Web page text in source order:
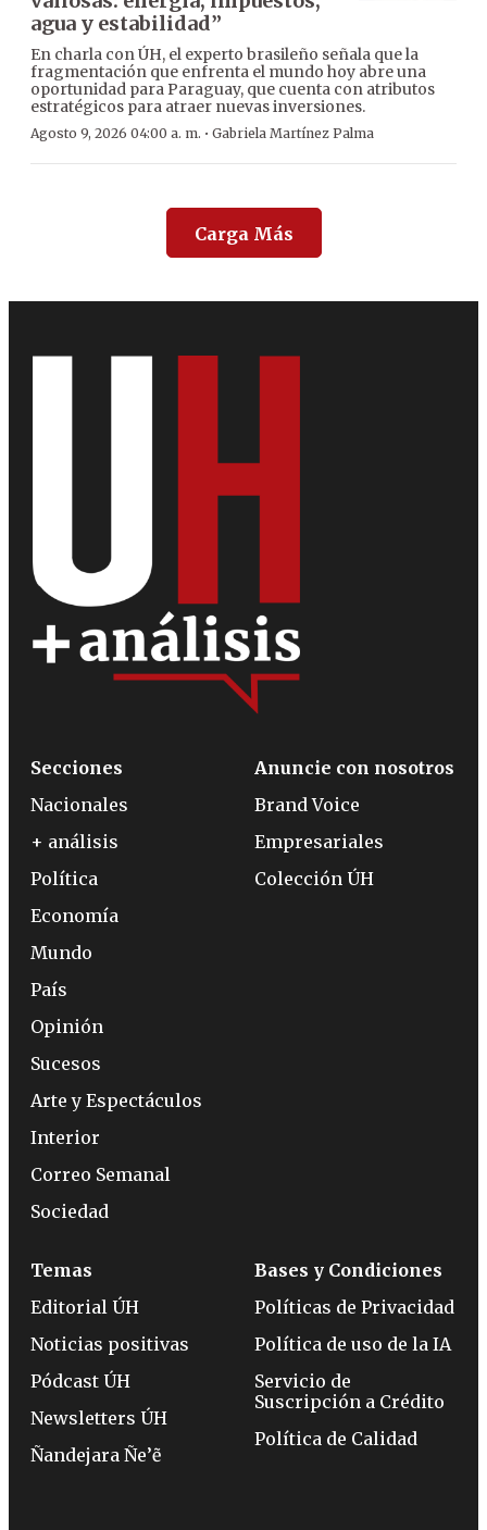
agua y estabilidad”
En charla con ÚH, el experto brasileño señala que la
fragmentación que enfrenta el mundo hoy abre una
oportunidad para Paraguay, que cuenta con atributos
estratégicos para atraer nuevas inversiones.
Agosto 9, 2026 04:00 a. m. · Gabriela Martínez Palma
Carga Más
Secciones
Nacionales
+ análisis
Política
Economía
Mundo
País
Opinión
Sucesos
Arte y Espectáculos
Interior
Correo Semanal
Sociedad
Anuncie con nosotros
Brand Voice
Empresariales
Colección ÚH
Temas
Editorial ÚH
Noticias positivas
Pódcast ÚH
Newsletters ÚH
Ñandejara Ñe’ẽ
Bases y Condiciones
Políticas de Privacidad
Política de uso de la IA
Servicio de
Suscripción a Crédito
Política de Calidad